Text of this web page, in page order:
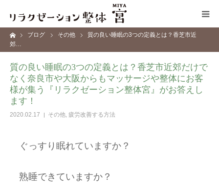
ブログ その他
質の良い睡眠の3つの定義とは？香芝市近
郊…
質の良い睡眠の3つの定義とは？香芝市近郊だけで
なく奈良市や大阪からもマッサージや整体にお客
様が集う『リラクゼーション整体宮』がお答えし
ます！
2020.02.17 その他, 疲労改善する方法
ぐっすり眠れていますか？
熟睡できていますか？
施術メニュー
サロン情報
お問い合わせ